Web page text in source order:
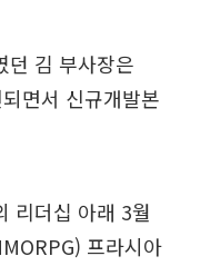
던 김 부사장은
면서 신규개발본
리더십 아래 3월
프라시아